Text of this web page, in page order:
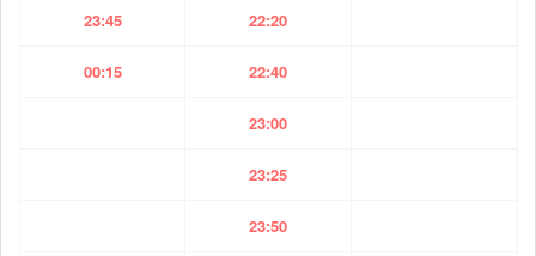
23:45 22:20
00:15 22:40
23:00
23:25
23:50